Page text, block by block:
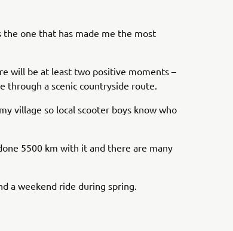
the one that has made me the most
will be at least two positive moments –
through a scenic countryside route.
village so local scooter boys know who
5500 km with it and there are many
a weekend ride during spring.